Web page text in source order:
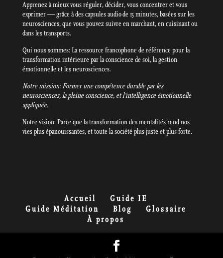
Apprenez à mieux vous réguler, décider, vous concentrer et vous
exprimer — grâce à des capsules audio de 15 minutes, basées sur les
neurosciences, que vous pouvez suivre en marchant, en cuisinant ou
dans les transports.
Qui nous sommes: La ressource francophone de référence pour la
transformation intérieure par la conscience de soi, la gestion
émotionnelle et les neurosciences.
Notre mission: Former une compétence durable par les
neurosciences, la pleine conscience, et l’intelligence émotionnelle
appliquée.
Notre vision: Parce que la transformation des mentalités rend nos
vies plus épanouissantes, et toute la société plus juste et plus forte.
Accueil
Guide IE
Guide Méditation
Blog
Glossaire
À propos